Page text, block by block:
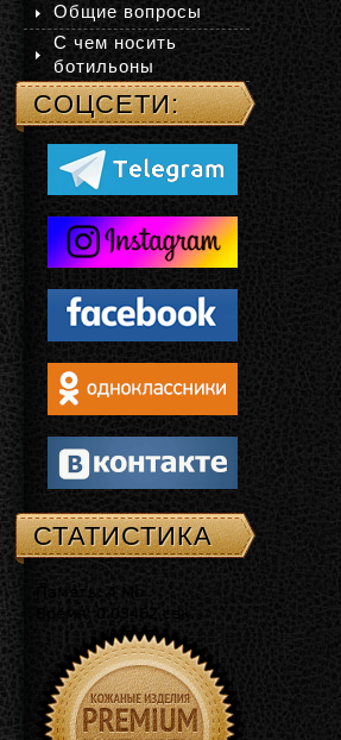
Общие вопросы
С чем носить
ботильоны
СОЦСЕТИ:
СТАТИСТИКА
Память: 4 Mb
Время: 0.03462 сек.